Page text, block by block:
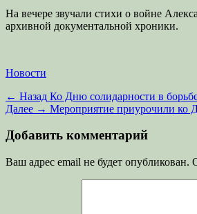
На вечере звучали стихи о войне
архивной документальной хроники.
Категории
Новости
Навигация
по
записям
← Назад Предыдущая
запись:
Ко Дню солидарности в
Далее → Следующая
Мероприятие приурочили ко
Добавить комментарий
Ваш адрес email не будет опубликован.